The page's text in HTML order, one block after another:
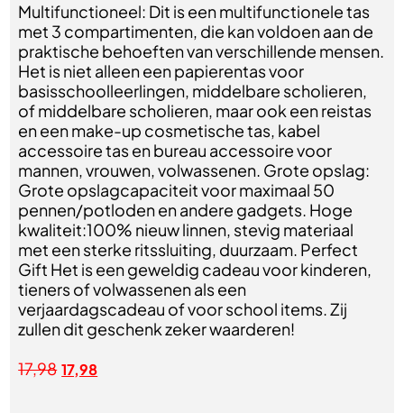
Multifunctioneel: Dit is een multifunctionele tas
met 3 compartimenten, die kan voldoen aan de
praktische behoeften van verschillende mensen.
Het is niet alleen een papierentas voor
basisschoolleerlingen, middelbare scholieren,
of middelbare scholieren, maar ook een reistas
en een make-up cosmetische tas, kabel
accessoire tas en bureau accessoire voor
mannen, vrouwen, volwassenen. Grote opslag:
Grote opslagcapaciteit voor maximaal 50
pennen/potloden en andere gadgets. Hoge
kwaliteit:100% nieuw linnen, stevig materiaal
met een sterke ritssluiting, duurzaam. Perfect
Gift Het is een geweldig cadeau voor kinderen,
tieners of volwassenen als een
verjaardagscadeau of voor school items. Zij
zullen dit geschenk zeker waarderen!
17,98 17,98